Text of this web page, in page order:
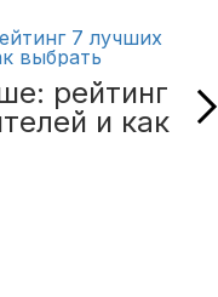
рейтинг
и как